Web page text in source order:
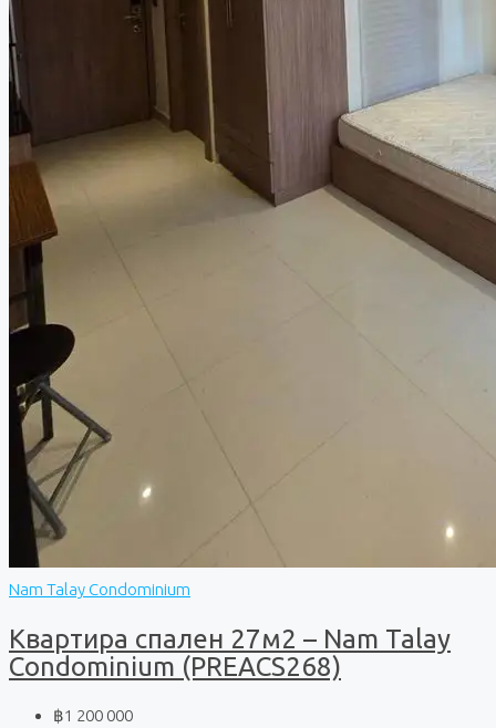
Nam Talay Condominium
Квартира спален 27м2 – Nam Talay
Condominium (PREACS268)
฿1 200 000